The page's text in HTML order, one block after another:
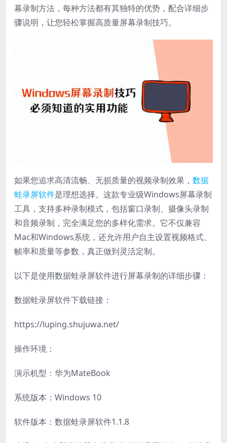
幕录制方法，每种方法都有其独特的优势，配合详细步
骤说明，让您轻松掌握高质量屏幕录制技巧。
如果您追求高清流畅、无损质量的视频录制效果， 数据
蛙录屏软件是理想选择。这款专业级Windows屏幕录制
工具，支持多种录制模式，包括窗口录制、摄像头录制
和音频录制，完全满足您的多样化需求。它不仅兼容
Mac和Windows系统，还允许用户自主设置视频格式、
帧率和质量等参数，真正做到灵活定制。
以下是使用数据蛙录屏软件进行屏幕录制的详细步骤：
数据蛙录屏软件下载链接：
https://luping.shujuwa.net/
操作环境：
演示机型：华为MateBook
系统版本：Windows 10
软件版本：数据蛙录屏软件1.1.8